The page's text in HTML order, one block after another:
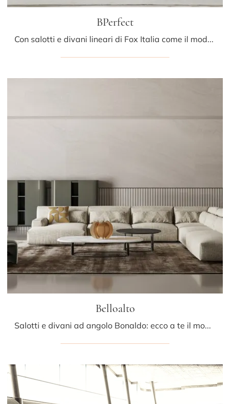
BPerfect
Con salotti e divani lineari di Fox Italia come il modello BPerfect in tessuto, potrai ultimare il tuo concept d'arredo.
Belloalto
Salotti e divani ad angolo Bonaldo: ecco a te il modello Belloalto in tessuto per completare la zona giorno.